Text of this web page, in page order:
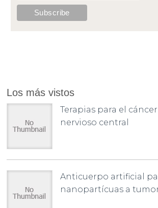
Los más vistos
Terapias para el
nervioso central
Anticuerpo artificial
nanopartícuas a